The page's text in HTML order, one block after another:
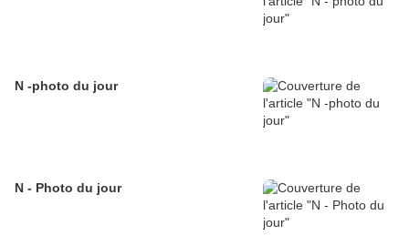
N -photo du jour
N - Photo du jour